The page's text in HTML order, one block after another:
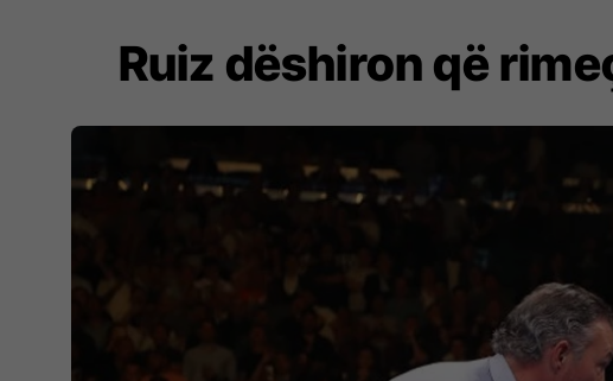
Ruiz dëshiron që